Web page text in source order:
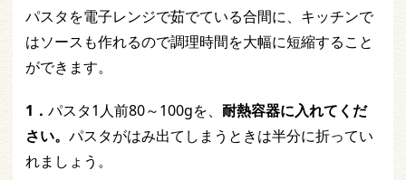
パスタを電子レンジで茹でている合間に、キッチンで
はソースも作れるので調理時間を大幅に短縮すること
ができます。
1． パスタ1人前80～100gを、 耐熱容器に入れてくだ
さい。 パスタがはみ出てしまうときは半分に折ってい
れましょう。